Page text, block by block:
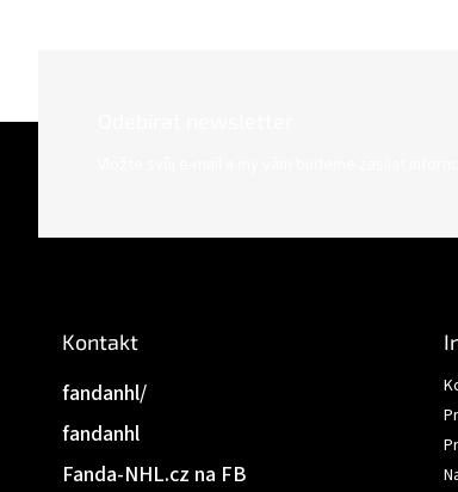
Kontakt
Fanda-NHL.cz na FB
fandanhl
fandanhl/